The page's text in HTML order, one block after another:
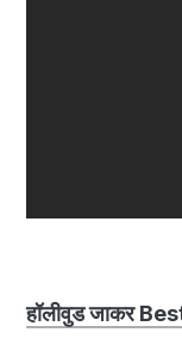
हॉलीवुड जाकर